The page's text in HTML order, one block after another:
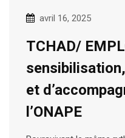
avril 16, 2025
TCHAD/
et
l’ONAPE